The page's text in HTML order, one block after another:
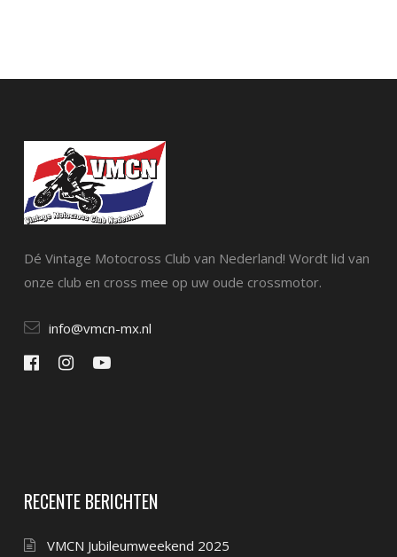
Dé Vintage Motocross Club van Nederland! Wordt lid van
onze club en cross mee op uw oude crossmotor.
info@vmcn-mx.nl
RECENTE BERICHTEN
VMCN Jubileumweekend 2025